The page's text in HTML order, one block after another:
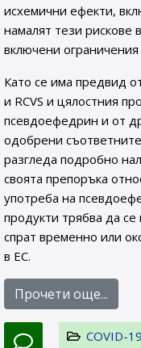
исхемични ефекти,
намалят тези рискове
включени
Като се има предвид
и RCVS и цялостния
псевдоефедрин и от
одобрени
разгледа подробно
своята препоръка
употреба на
продукти трябва да
спрат временно или
в ЕС.
Прочети още...
COVID-19